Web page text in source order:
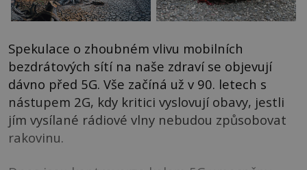
Spekulace o zhoubném vlivu mobilních
bezdrátových sítí na naše zdraví se objevují
dávno před 5G. Vše začíná už v 90. letech s
nástupem 2G, kdy kritici vyslovují obavy, jestli
jím vysílané rádiové vlny nebudou způsobovat
rakovinu.